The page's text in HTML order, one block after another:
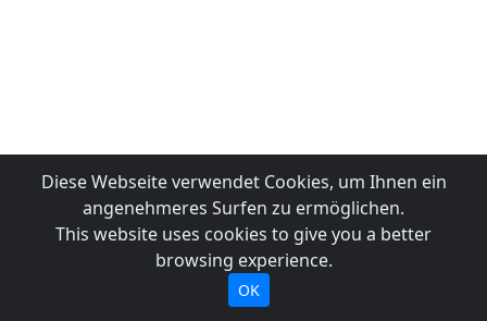
Diese Webseite verwendet Cookies, um Ihnen ein
angenehmeres Surfen zu ermöglichen.
This website uses cookies to give you a better
browsing experience.
OK